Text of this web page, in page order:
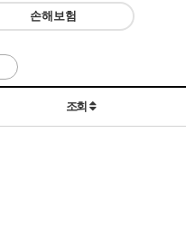
손해보험
조회